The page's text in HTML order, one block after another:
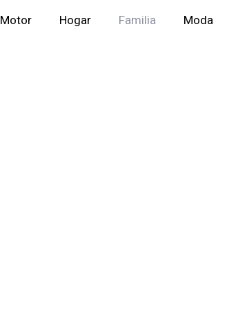
Motor Hogar Familia Moda